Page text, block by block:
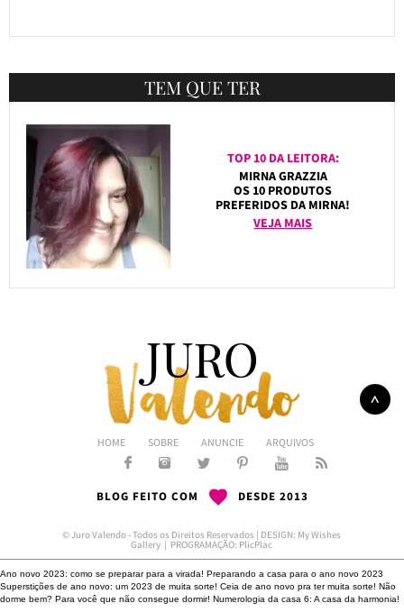
TEM QUE TER
TOP 10 DA LEITORA:
MIRNA GRAZZIA
OS 10 PRODUTOS
PREFERIDOS DA MIRNA!
VEJA MAIS
HOME SOBRE ANUNCIE ARQUIVOS
BLOG FEITO COM DESDE 2013
© Juro Valendo - Todos os Direitos Reservados | DESIGN: My Wishes
Gallery | PROGRAMAÇÃO: PlicPlac
Ano novo 2023: como se preparar para a virada! Preparando a casa para o ano novo 2023
Superstições de ano novo: um 2023 de muita sorte! Ceia de ano novo pra ter muita sorte! Não
dorme bem? Para você que não consegue dormir! Numerologia da casa 6: A casa da harmonia!